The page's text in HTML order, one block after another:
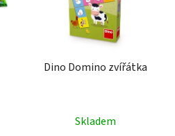
Dino Domino zvířátka
Skladem